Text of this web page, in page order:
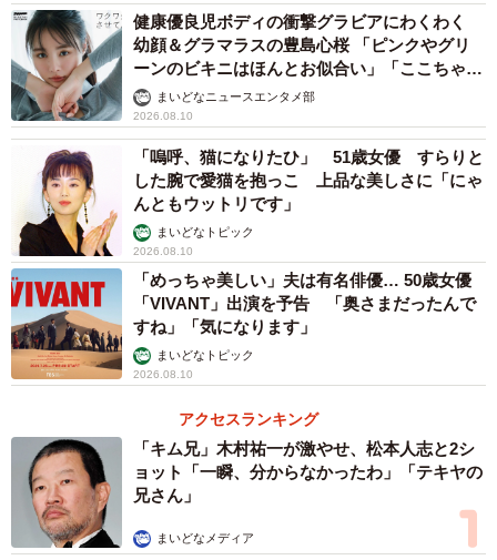
あなたは、ワキ毛をどのようにケアしていますか？（出典：男性の美容
皮膚科『メンズリゼ』調べ）
続けて、「ワキ毛をケアしている」と回答した人に対し
て、「どのようにケアしていますか」と尋ねたところ、
減らす（デザイン）派」は55.0%となり、「無毛派」は50
代（52.5%）、「デザイン派」は60代（68.1％）が最も多
くなりました。
健康優良児ボディの衝撃グラビアにわくわく
幼顔＆グラマラスの豊島心桜 「ピンクやグリ
ーンのビキニはほんとお似合い」「ここちゃん
天使 また可愛くなった」
まいどなニュースエンタメ部
2026.08.10
「嗚呼、猫になりたひ」 51歳女優 すらりと
した腕で愛猫を抱っこ 上品な美しさに「にゃ
んともウットリです」
まいどなトピック
2026.08.10
「めっちゃ美しい」夫は有名俳優… 50歳女優
「VIVANT」出演を予告 「奥さまだったんで
すね」「気になります」
まいどなトピック
2026.08.10
アクセスランキング
「キム兄」木村祐一が激やせ、松本人志と2シ
ョット「一瞬、分からなかったわ」「テキヤの
兄さん」
まいどなメディア